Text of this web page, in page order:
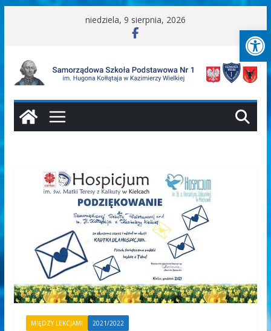
niedziela, 9 sierpnia, 2026
MIĘDZY LEKCJAMI 2021/2022